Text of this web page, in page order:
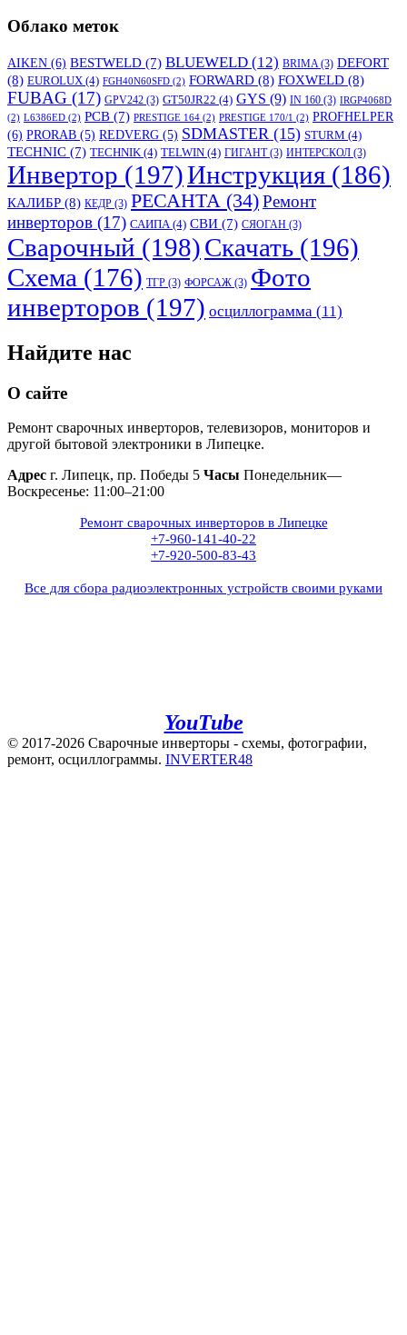
Облако меток
AIKEN (6) BESTWELD (7) BLUEWELD (12) BRIMA (3) DEFORT
(8) EUROLUX (4) FGH40N60SFD (2) FORWARD (8) FOXWELD (8)
FUBAG (17) GPV242 (3) GT50JR22 (4) GYS (9) IN 160 (3) IRGP4068D
(2) L6386ED (2) PCB (7) PRESTIGE 164 (2) PRESTIGE 170/1 (2) PROFHELPER
(6) PRORAB (5) REDVERG (5) SDMASTER (15) STURM (4)
TECHNIC (7) TECHNIK (4) TELWIN (4) ГИГАНТ(3) ИНТЕРСКОЛ (3)
Инвертор (197)Инструкция (186)
КАЛИБР (8) КЕДР (3) РЕСАНТА (34)Ремонт
инверторов (17) САИПА (4) СВИ (7) СЯОГАН (3)
Сварочный (198)Скачать (196)
Схема (176) ТГР (3) ФОРСАЖ (3) Фото
инверторов (197) осциллограмма (11)
Найдите нас
О сайте
Ремонт сварочных инверторов, телевизоров, мониторов и
другой бытовой электроники в Липецке.
Адрес г. Липецк, пр. Победы 5 Часы Понедельник—
Воскресенье: 11:00–21:00
Ремонт сварочных инверторов в Липецке
+7-960-141-40-22
+7-920-500-83-43
Все для сбора радиоэлектронных устройств своими руками
YouTube
© 2017-2026 Сварочные инверторы - схемы, фотографии,
ремонт, осциллограммы. INVERTER48